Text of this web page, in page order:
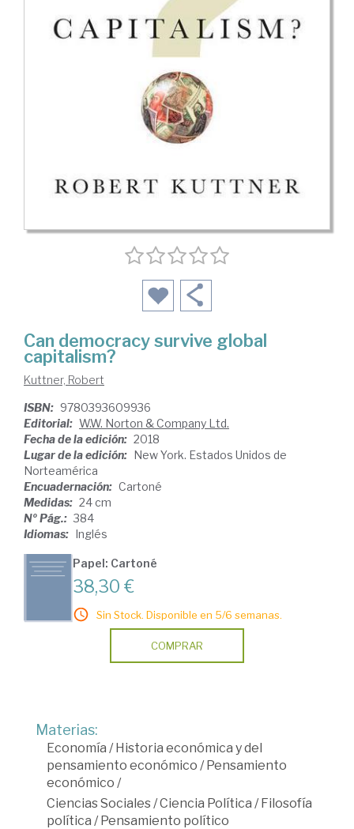
Can democracy survive global
capitalism?
Kuttner, Robert
ISBN: 9780393609936
Editorial: W.W. Norton & Company Ltd.
Fecha de la edición: 2018
Lugar de la edición: New York. Estados Unidos de
Norteamérica
Encuadernación: Cartoné
Medidas: 24 cm
Nº Pág.: 384
Idiomas: Inglés
Papel: Cartoné
38,30 €
Sin Stock. Disponible en 5/6 semanas.
COMPRAR
Materias:
Economía /Historia económica y del
pensamiento económico /Pensamiento
económico /
Ciencias Sociales /Ciencia Política /Filosofía
política /Pensamiento político